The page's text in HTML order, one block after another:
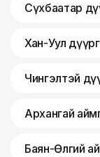
Сүхбаатар
Хан-Уул
Чингэлтэй
Архангай
Баян-Өлгий